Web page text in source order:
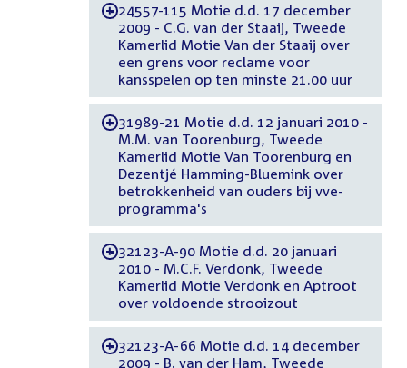
-24557-115 Motie d.d. 17 december
2009 - C.G. van der Staaij, Tweede
Kamerlid Motie Van der Staaij over
een grens voor reclame voor
kansspelen op ten minste 21.00 uur
-31989-21 Motie d.d. 12 januari 2010 -
M.M. van Toorenburg, Tweede
Kamerlid Motie Van Toorenburg en
Dezentjé Hamming-Bluemink over
betrokkenheid van ouders bij vve-
programma's
-32123-A-90 Motie d.d. 20 januari
2010 - M.C.F. Verdonk, Tweede
Kamerlid Motie Verdonk en Aptroot
over voldoende strooizout
-32123-A-66 Motie d.d. 14 december
2009 - B. van der Ham, Tweede